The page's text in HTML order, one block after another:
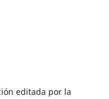
editada por la